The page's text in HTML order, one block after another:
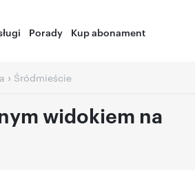
Porady Kup abonament
› Śródmieście
widokiem na